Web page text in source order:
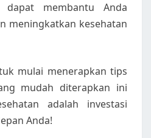
membantu Anda
meningkatkan kesehatan
mulai menerapkan tips
mudah diterapkan ini
adalah investasi
Anda!